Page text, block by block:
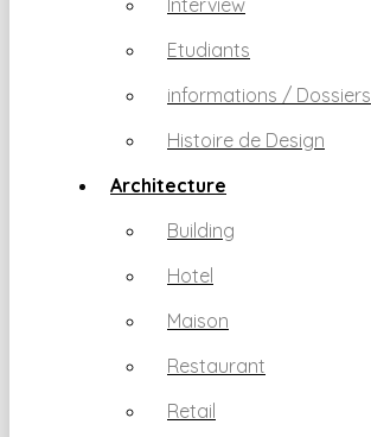
Etudiants
informations / Dossiers
Histoire de Design
Architecture
Building
Hotel
Maison
Restaurant
Retail